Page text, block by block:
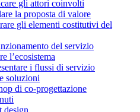
gli attori coinvolti
la proposta di valore
gli elementi costitutivi del
del servizio
l’ecosistema
i flussi di servizio
soluzioni
di co-progettazione
design